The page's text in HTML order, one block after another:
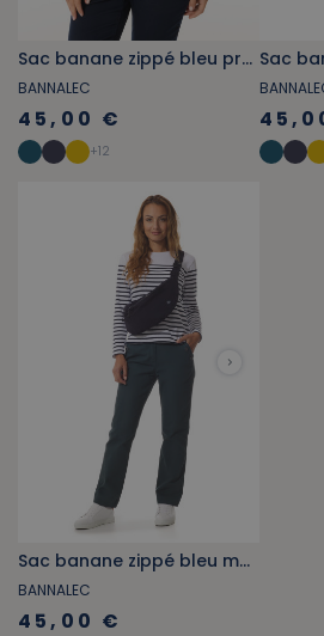
Sac banane zippé bleu provençal
BANNALEC
45,00 €
+12
Sac
Sac banane zippé bleu marine
BANNALEC
45,00 €